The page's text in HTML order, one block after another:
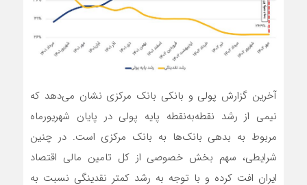
آخرین گزارش پولی و بانکی بانک مرکزی نشان می‌دهد که
نیمی از رشد نقطه‌به‌نقطه پایه پولی در پایان شهریورماه
مربوط به بدهی بانک‌ها به بانک مرکزی است. در چنین
شرایطی، سهم بخش خصوصی از کل تامین مالی اقتصاد
ایران افت کرده و با توجه به رشد کمتر نقدینگی نسبت به